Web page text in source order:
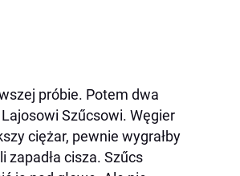
próbie. Potem dwa
Szűcsowi. Węgier
ciężar, pewnie wygrałby
zapadła cisza. Szűcs